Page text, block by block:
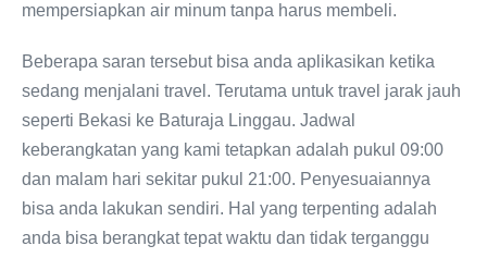
mempersiapkan air minum tanpa harus membeli.
Beberapa saran tersebut bisa anda aplikasikan ketika
sedang menjalani travel. Terutama untuk travel jarak jauh
seperti Bekasi ke Baturaja Linggau. Jadwal
keberangkatan yang kami tetapkan adalah pukul 09:00
dan malam hari sekitar pukul 21:00. Penyesuaiannya
bisa anda lakukan sendiri. Hal yang terpenting adalah
anda bisa berangkat tepat waktu dan tidak terganggu